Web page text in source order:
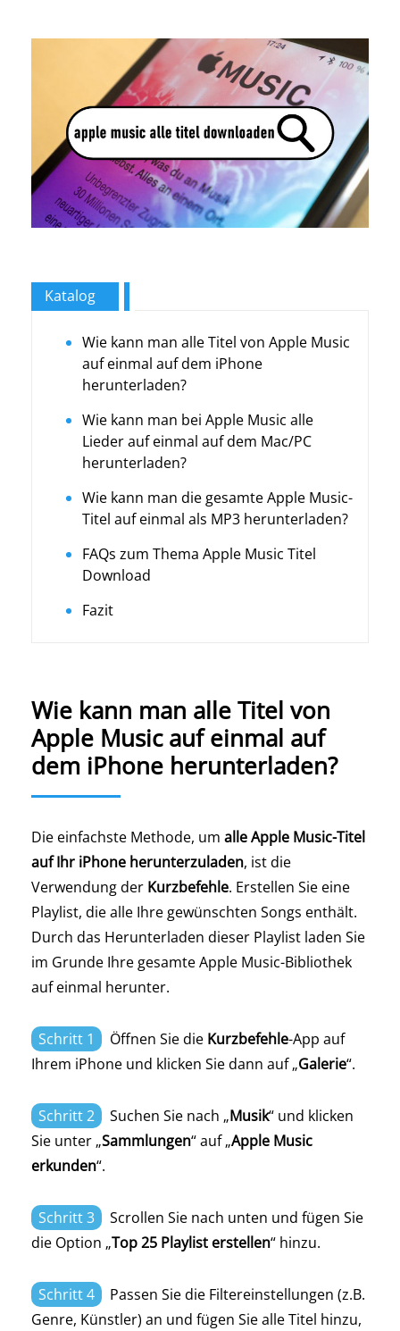
Katalog
Wie kann man alle Titel von Apple Music
auf einmal auf dem iPhone
herunterladen?
Wie kann man bei Apple Music alle
Lieder auf einmal auf dem Mac/PC
herunterladen?
Wie kann man die gesamte Apple Music-
Titel auf einmal als MP3 herunterladen?
FAQs zum Thema Apple Music Titel
Download
Fazit
Wie kann man alle Titel von
Apple Music auf einmal auf
dem iPhone herunterladen?
Die einfachste Methode, um alle Apple Music-Titel
auf Ihr iPhone herunterzuladen, ist die
Verwendung der Kurzbefehle. Erstellen Sie eine
Playlist, die alle Ihre gewünschten Songs enthält.
Durch das Herunterladen dieser Playlist laden Sie
im Grunde Ihre gesamte Apple Music-Bibliothek
auf einmal herunter.
Schritt 1 Öffnen Sie die Kurzbefehle-App auf
Ihrem iPhone und klicken Sie dann auf „Galerie“.
Schritt 2 Suchen Sie nach „Musik“ und klicken
Sie unter „Sammlungen“ auf „Apple Music
erkunden“.
Schritt 3
Scrollen Sie nach unten und fügen Sie
die Option „Top 25 Playlist erstellen“ hinzu.
Schritt 4
Passen Sie die Filtereinstellungen (z.B.
Genre, Künstler) an und fügen Sie alle Titel hinzu,